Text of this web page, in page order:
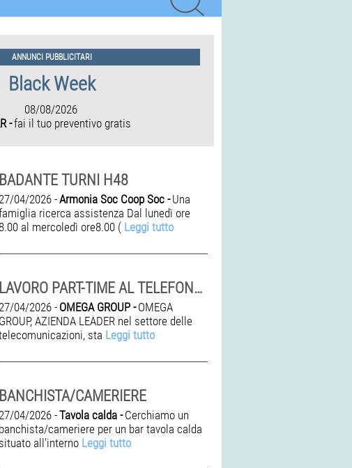
ANNUNCI PUBBLICITARI
Black Week
08/08/2026
-fai il tuo preventivo gratis
BADANTE TURNI H48
27/04/2026 -Armonia Soc Coop Soc - Una
ricerca assistenza Dal lunedì ore
8.00 al mercoledì ore8.00 ( Leggi tutto
LAVORO PART-TIME AL TELEFONO DA CASA
27/04/2026 - OMEGA GROUP - OMEGA
GROUP, AZIENDA LEADER nel settore delle
sta Leggi tutto
BANCHISTA/CAMERIERE
27/04/2026 -Tavola calda - Cerchiamo un
banchista/cameriere per un bar tavola calda
situato all'interno Leggi tutto